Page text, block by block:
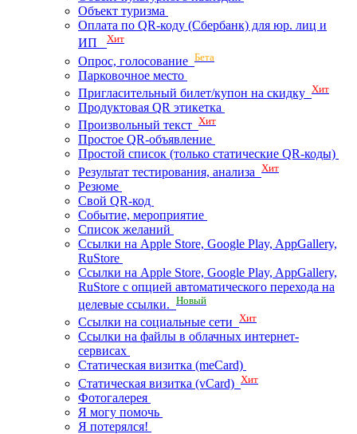
Объект туризма
Оплата по QR-коду (Сбербанк) для юр. лиц и
ИП Хит
Опрос, голосование Бета
Парковочное место
Пригласительный билет/купон на скидку Хит
Продуктовая QR этикетка
Произвольный текст Хит
Простое QR-объявление
Простой список (только статические QR-коды)
Результат тестирования, анализа Хит
Резюме
Свой QR-код
Событие, мероприятие
Список желаний
Ссылки на Apple Store, Google Play, AppGallery,
RuStore
Ссылки на Apple Store, Google Play, AppGallery,
RuStore с опцией автоматического перехода на
целевые ссылки. Новый
Ссылки на социальные сети Хит
Ссылки на файлы в облачных интернет-
сервисах
Статическая визитка (meCard)
Статическая визитка (vCard) Хит
Фотогалерея
Я могу помочь
Я потерялся!